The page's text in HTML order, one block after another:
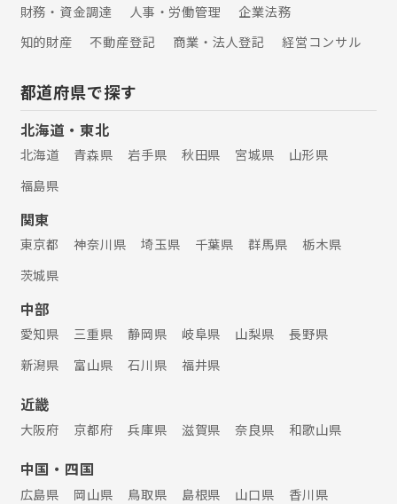
財務・資金調達
人事・労働管理
企業法務
知的財産
不動産登記 商業・法人登記 経営コンサル
都道府県で探す
北海道・東北
北海道 青森県 岩手県 秋田県 宮城県
山形県
福島県
関東
東京都 神奈川県 埼玉県 千葉県 群馬県
栃木県
茨城県
中部
愛知県 三重県 静岡県 岐阜県 山梨県
長野県
新潟県
富山県 石川県 福井県
近畿
大阪府 京都府 兵庫県 滋賀県 奈良県 和歌山県
中国・四国
広島県 岡山県 鳥取県 島根県 山口県
香川県